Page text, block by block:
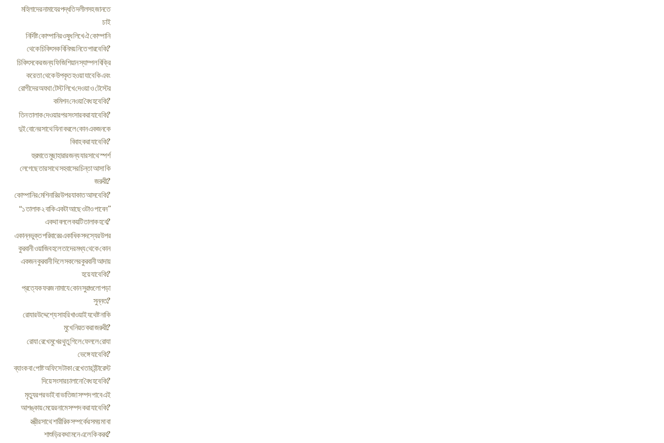
মহিলাদের নামাযের পদ্ধতি দলীলসহ জানতে
চাই
নির্দিষ্ট কোম্পানির ওষুধ লিখে ঐ কোম্পানি
থেকে চিকিৎসক বিনিময় নিতে পারবে কি?
চিকিৎসকের জন্য ফিজিশিয়ান স্যাম্পল বিক্রি
করে তা থেকে উপকৃত হওয়া যাবে কি এবং
রোগীদের অযথা টেস্ট লিখে দেওয়া ও টেস্টের
কমিশন নেওয়া বৈধ হবে কি?
তিন তালাক দেওয়ার পর সংসার করা যাবে কি?
দুই বোনের সাথে যিনা করলে কোন একজনকে
বিবাহ করা যাবে কি?
হুরমাতে মুছাহারার জন্য যার সাথে স্পর্শ
লেগেছে তার সাথে সহবাসের চিন্তা আসা কি
জরুরী?
কোম্পানির মেশিনারির উপর যাকাত আসবে কি?
“১ তালাক ২ বাকি একটা আছে ওটাও পাবেন”
একথা বললে কয়টি তালাক হবে?
একান্নভুক্ত পরিবারের একাধিক সদস্যের উপর
কুরবানী ওয়াজিব হলে তাদের মধ্য থেকে কোন
একজন কুরবানী দিলে সকলের কুরবানী আদায়
হয়ে যাবে কি?
প্রত্যেক ফরজ নামাযে কোন সুরাগুলো পড়া
সুন্নত?
রোযার উদ্দেশ্যে সাহরি খাওয়াই যথেষ্ট নাকি
মুখে নিয়ত করা জরুরী?
রোযা রেখে মুখের থুতু গিলে ফেললে রোযা
ভেঙ্গে যাবে কি?
ব্যাংক বা পোষ্ট অফিসে টাকা রেখে তার ইন্টারেস্ট
দিয়ে সংসার চালানো বৈধ হবে কি?
মৃত্যুর পর ভাই বা ভাতিজা সম্পদ পাবে এই
আশঙ্কায় মেয়ের নামে সম্পদ করা যাবে কি?
স্ত্রীর সাথে শারীরিক সম্পর্কের সময় মা বা
শাশুড়ির কথা মনে এলে কি করব?